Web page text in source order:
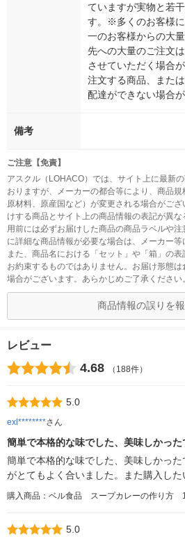
ていますが実物と若
す。※多くのお客様
一のお客様からの大
先への大量のご注文
させていただく場合
注文する商品、また
配達ができない場合が
備考
ご注意【免責】
アスクル（LOHACO）では、サイト上に最新
おりますが、メーカーの都合等により、商品規
原材料、原産国など）が変更される場合がご
けする商品とサイト上の商品情報の表記が異
用前には必ずお届けした商品の商品ラベルや
に詳細な商品情報が必要な場合は、メーカー等
また、商品名における「セット」や「箱」の
お約束するものではありません。お届け形態
場合がございます。あらかじめご了承ください。
商品情報の誤りを
レビュー
4.68 （188件）
5.0
exl********さん
簡単で本格的な味でした、美味しかっ
簡単で本格的な味でした、美味しかっ
がとてもよく合いました。また購入した
購入商品：ベル食品 スープカレーの作り
5.0